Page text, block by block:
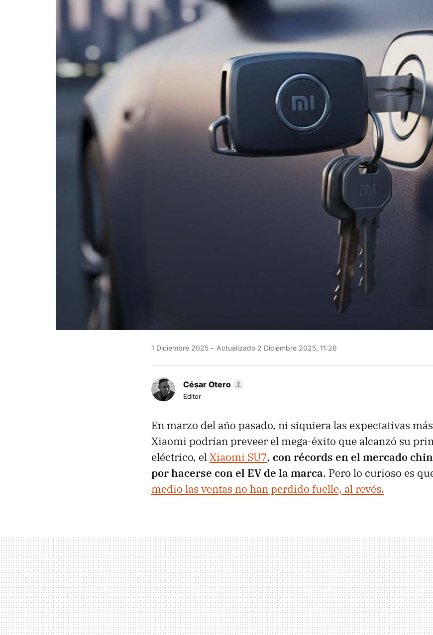
1 Diciembre 2025 Actualizado 2 Diciembre 2025, 11:26
César Otero
Editor
En marzo del año pasado, ni siquiera las expectativas
Xiaomi podrían preveer el mega-éxito que alcanzó su
eléctrico, elXiaomi SU7, con récords en el mercado
por hacerse con el EV de la marca. Pero lo curioso es
medio las ventas no han perdido fuelle, al revés.